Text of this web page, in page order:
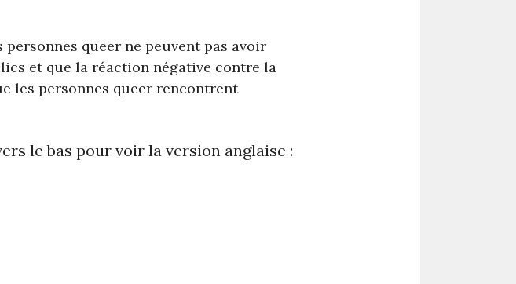
queer ne peuvent pas avoir
et que la réaction négative contre la
les personnes queer rencontrent
le bas pour voir la version anglaise :